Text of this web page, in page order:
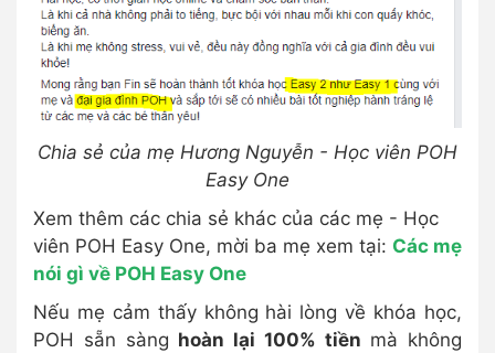
Chia sẻ của mẹ Hương Nguyễn - Học viên POH
Easy One
Xem thêm các chia sẻ khác của các mẹ - Học
viên POH Easy One, mời ba mẹ xem tại: Các mẹ
nói gì về POH Easy One
Nếu mẹ cảm thấy không hài lòng về khóa học,
POH sẵn sàng hoàn lại 100% tiền mà không